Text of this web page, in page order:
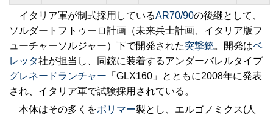
イタリア軍が制式採用しているAR70/90の後継として、
ソルダートフトゥーロ計画（未来兵士計画、イタリア版フ
ューチャーソルジャー）下で開発された突撃銃。開発はベ
レッタ社が担当し、同銃に装着するアンダーバレルタイプ
グレネードランチャー 「GLX160」とともに2008年に発表
され、イタリア軍で試験採用されている。
本体はその多くをポリマー製とし、エルゴノミクス(人